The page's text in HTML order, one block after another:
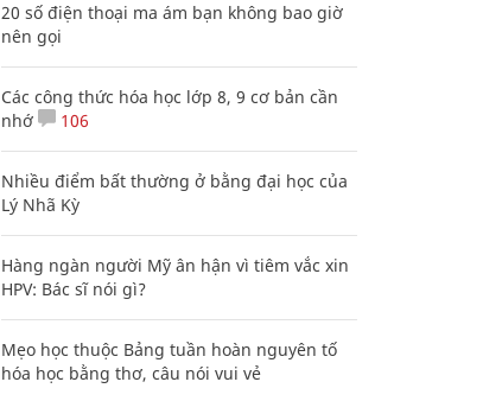
20 số điện thoại ma ám bạn không bao giờ
nên gọi
Các công thức hóa học lớp 8, 9 cơ bản cần
nhớ
106
Nhiều điểm bất thường ở bằng đại học của
Lý Nhã Kỳ
Hàng ngàn người Mỹ ân hận vì tiêm vắc xin
HPV: Bác sĩ nói gì?
Mẹo học thuộc Bảng tuần hoàn nguyên tố
hóa học bằng thơ, câu nói vui vẻ